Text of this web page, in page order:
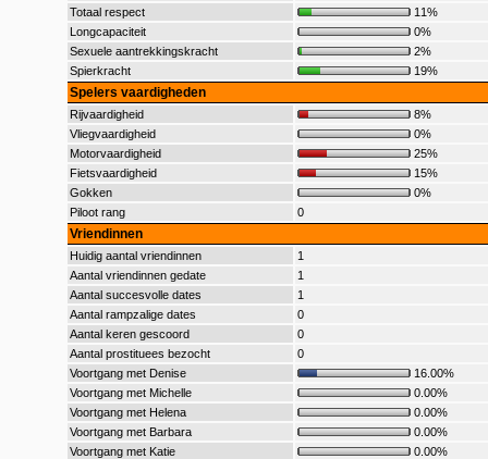
Totaal respect
11%
Longcapaciteit
0%
Sexuele aantrekkingskracht
2%
Spierkracht
19%
Spelers vaardigheden
Rijvaardigheid
8%
Vliegvaardigheid
0%
Motorvaardigheid
25%
Fietsvaardigheid
15%
Gokken
0%
Piloot rang
0
Vriendinnen
Huidig aantal vriendinnen
1
Aantal vriendinnen gedate
1
Aantal succesvolle dates
1
Aantal rampzalige dates
0
Aantal keren gescoord
0
Aantal prostituees bezocht
0
Voortgang met Denise
16.00%
Voortgang met Michelle
0.00%
Voortgang met Helena
0.00%
Voortgang met Barbara
0.00%
Voortgang met Katie
0.00%